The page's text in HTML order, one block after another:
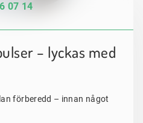
07 14
– lyckas med
förberedd – innan något